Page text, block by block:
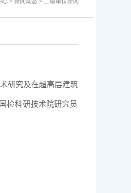
心 > 新闻动态 > 二级单位新闻
研究及在超高层建筑
检科研技术院研究员